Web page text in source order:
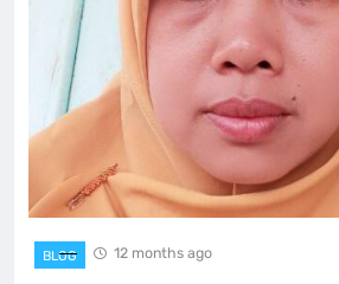
BLOG 12 months ago